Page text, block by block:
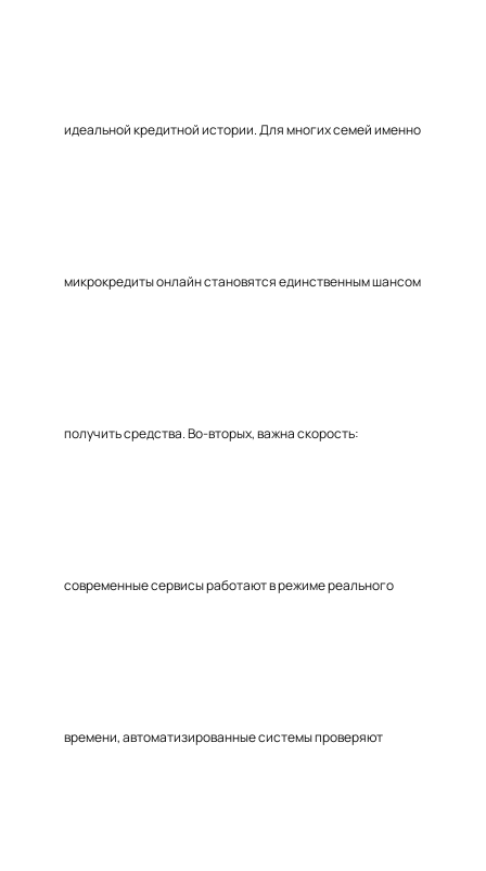
идеальной кредитной истории. Для многих семей именно
микрокредиты онлайн становятся единственным шансом
получить средства. Во-вторых, важна скорость:
современные сервисы работают в режиме реального
времени, автоматизированные системы проверяют